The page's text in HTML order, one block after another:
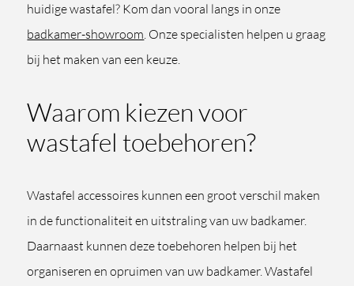
huidige wastafel? Kom dan vooral langs in onze
badkamer-showroom. Onze specialisten helpen u graag
bij het maken van een keuze.
Waarom kiezen voor
wastafel toebehoren?
Wastafel accessoires kunnen een groot verschil maken
in de functionaliteit en uitstraling van uw badkamer.
Daarnaast kunnen deze toebehoren helpen bij het
organiseren en opruimen van uw badkamer. Wastafel